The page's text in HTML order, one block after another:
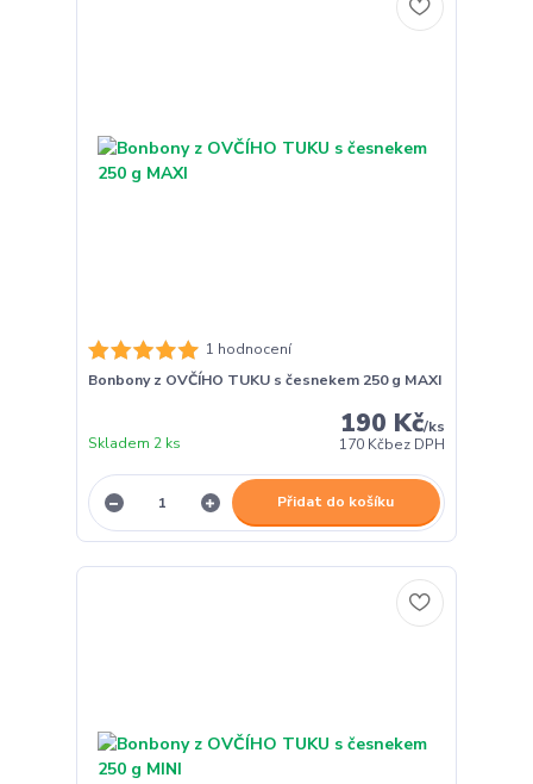
1 hodnocení
Bonbony z OVČÍHO TUKU s česnekem 250 g MAXI
190 Kč/ks
170 Kčbez DPH
Skladem 2 ks
Přidat do košíku